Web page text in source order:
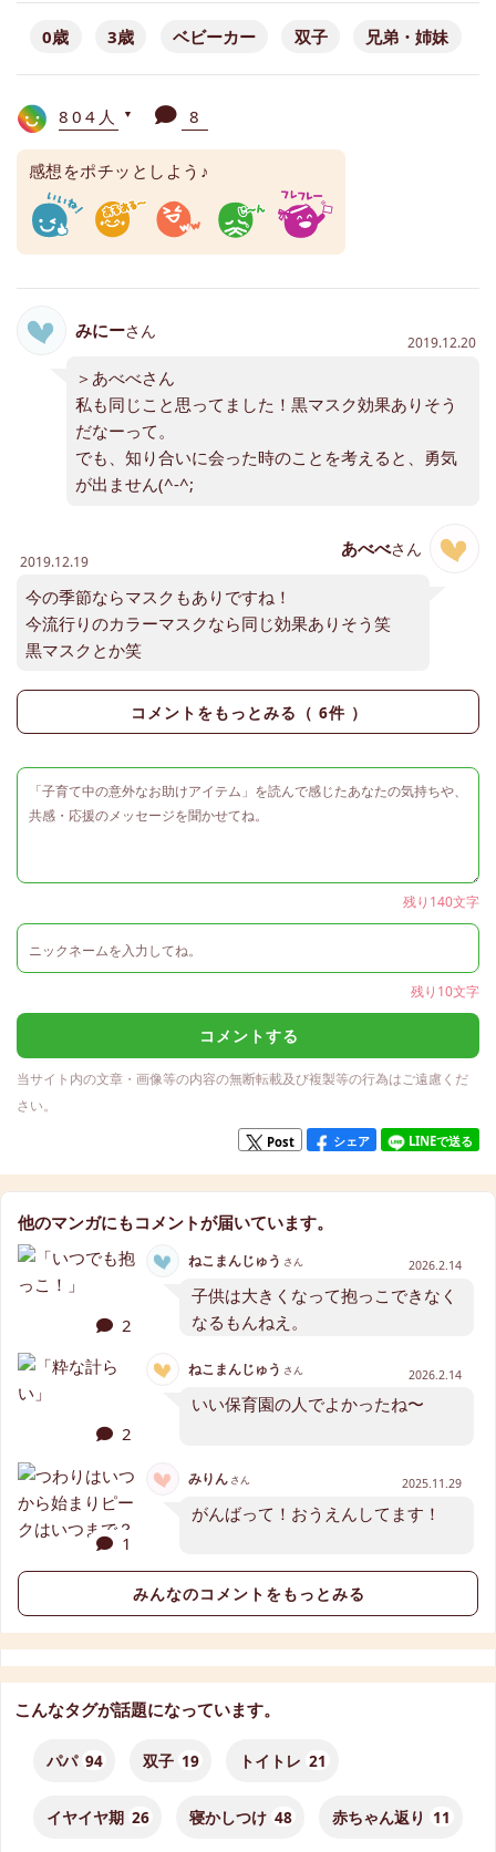
0歳 3歳 ベビーカー 双子 兄弟・姉妹
804人 ▼ 8
感想をポチッとしよう♪
みにーさん
2019.12.20
＞あべべさん
私も同じこと思ってました！黒マスク効果ありそう
だなーって。
でも、知り合いに会った時のことを考えると、勇気
が出ません(^-^;
あべべさん
2019.12.19
今の季節ならマスクもありですね！
今流行りのカラーマスクなら同じ効果ありそう笑
黒マスクとか笑
コメントをもっとみる（ 6件 ）
残り140文字
残り10文字
コメントする
当サイト内の文章・画像等の内容の無断転載及び複製等の行為はご遠慮くだ
さい。
Post シェア LINEで送る
他のマンガにもコメントが届いています。
2
ねこまんじゅう さん 2026.2.14
子供は大きくなって抱っこできなく
なるもんねえ。
2
ねこまんじゅう さん 2026.2.14
いい保育園の人でよかったね〜
1
みりんさん 2025.11.29
がんばって！おうえんしてます！
みんなのコメントをもっとみる
こんなタグが話題になっています。
パパ 94 双子 19 トイトレ 21
イヤイヤ期 26 寝かしつけ 48 赤ちゃん返り 11